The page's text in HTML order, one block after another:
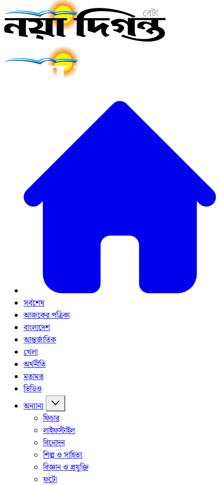
সর্বশেষ
আজকের পত্রিকা
বাংলাদেশ
আন্তর্জাতিক
খেলা
অর্থনীতি
মতামত
ভিডিও
অন্যান্য
ফিচার
লাইফস্টাইল
বিনোদন
শিল্প ও সাহিত্য
বিজ্ঞান ও প্রযুক্তি
ফটো